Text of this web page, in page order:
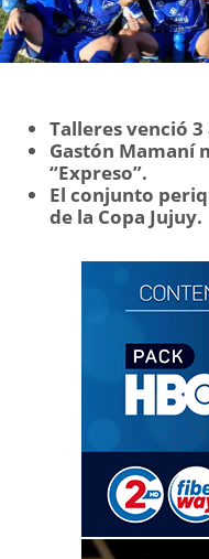
Talleres venció 3
Gastón Mamaní
“Expreso”.
El conjunto
de la Copa Jujuy.